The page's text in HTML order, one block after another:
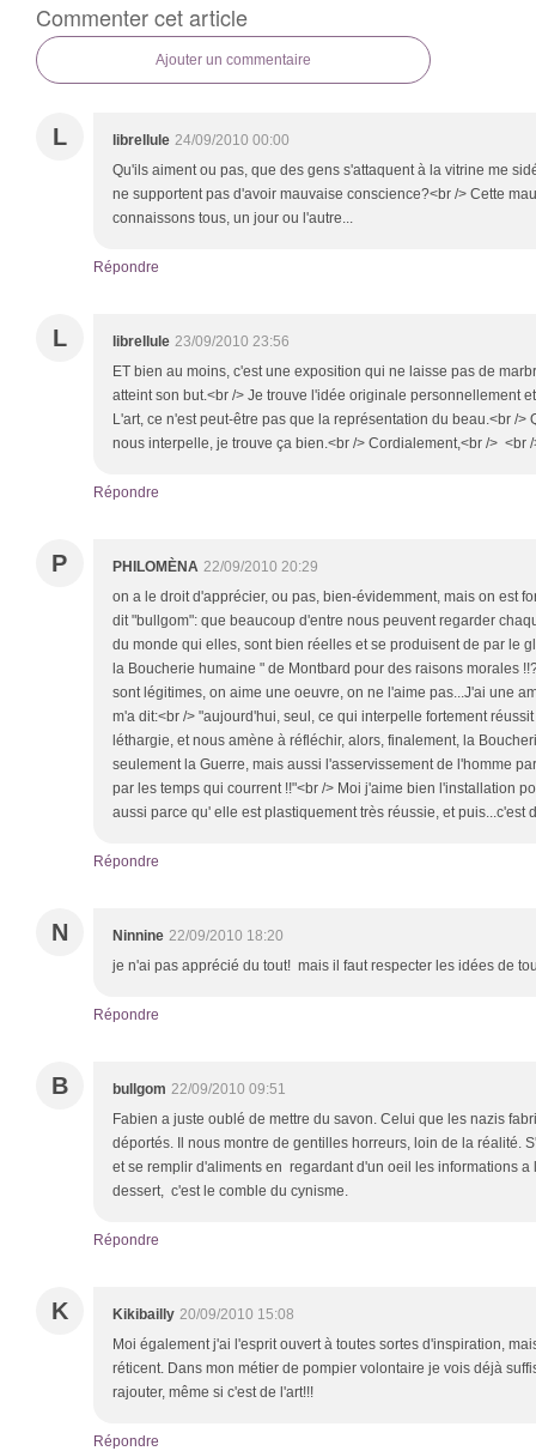
Commenter cet article
Ajouter un commentaire
L librellule 24/09/2010 00:00
Qu'ils aiment ou pas, que des gens s'attaquent à la vitrine me
ne supportent pas d'avoir mauvaise conscience?<br /> Cette
connaissons tous, un jour ou l'autre...
Répondre
L librellule 23/09/2010 23:56
ET bien au moins, c'est une exposition qui ne laisse pas de
atteint son but.<br /> Je trouve l'idée originale personnellement
L'art, ce n'est peut-être pas que la représentation du beau.<br />
nous interpelle, je trouve ça bien.<br /> Cordialement,<br /> <br
Répondre
P PHILOMÈNA 22/09/2010 20:29
on a le droit d'apprécier, ou pas, bien-évidemment, mais on est
dit "bullgom": que beaucoup d'entre nous peuvent regarder
du monde qui elles, sont bien réelles et se produisent de par le
la Boucherie humaine " de Montbard pour des raisons morales
sont légitimes, on aime une oeuvre, on ne l'aime pas...J'ai une
m'a dit:<br /> "aujourd'hui, seul, ce qui interpelle fortement
léthargie, et nous amène à réfléchir, alors, finalement, la
seulement la Guerre, mais aussi l'asservissement de l'homme
par les temps qui courrent !!"<br /> Moi j'aime bien l'installation
aussi parce qu' elle est plastiquement très réussie, et puis...c'est
Répondre
N Ninnine 22/09/2010 18:20
je n'ai pas apprécié du tout! mais il faut respecter les idées de
Répondre
B bullgom 22/09/2010 09:51
Fabien a juste oublé de mettre du savon. Celui que les nazis
déportés. Il nous montre de gentilles horreurs, loin de la réalité.
et se remplir d'aliments en regardant d'un oeil les informations a
dessert, c'est le comble du cynisme.
Répondre
K Kikibailly 20/09/2010 15:08
Moi également j'ai l'esprit ouvert à toutes sortes d'inspiration,
réticent. Dans mon métier de pompier volontaire je vois déjà
rajouter, même si c'est de l'art!!!
Répondre